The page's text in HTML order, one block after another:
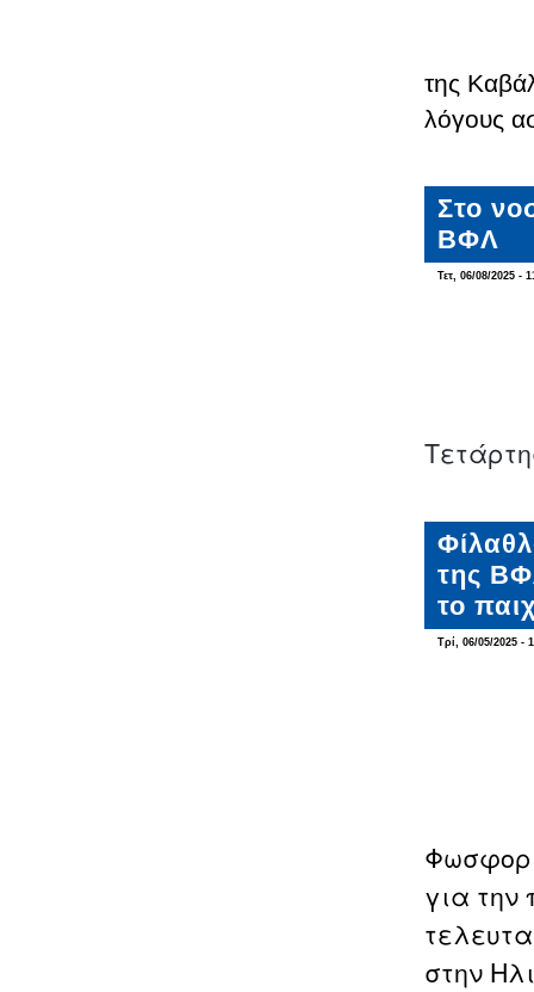
της
λόγους
Στο
ΒΦΛ
Τετ, 06/08/2025 -
της
το
Τρί, 06/05/2025 -
για την
στην